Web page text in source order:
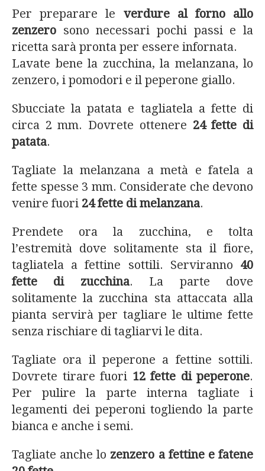
Per preparare le verdure al forno allo
zenzero sono necessari pochi passi e la
ricetta sarà pronta per essere infornata.
Lavate bene la zucchina, la melanzana, lo
zenzero, i pomodori e il peperone giallo.
Sbucciate la patata e tagliatela a fette di
circa 2 mm. Dovrete ottenere 24 fette di
patata.
Tagliate la melanzana a metà e fatela a
fette spesse 3 mm. Considerate che devono
venire fuori 24 fette di melanzana.
Prendete ora la zucchina, e tolta
l’estremità dove solitamente sta il fiore,
tagliatela a fettine sottili. Serviranno 40
fette di zucchina. La parte dove
solitamente la zucchina sta attaccata alla
pianta servirà per tagliare le ultime fette
senza rischiare di tagliarvi le dita.
Tagliate ora il peperone a fettine sottili.
Dovrete tirare fuori 12 fette di peperone.
Per pulire la parte interna tagliate i
legamenti dei peperoni togliendo la parte
bianca e anche i semi.
Tagliate anche lo zenzero a fettine e fatene